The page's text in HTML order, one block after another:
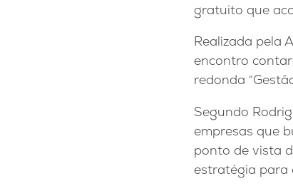
gratuito que
Realizada pela
encontro
redonda
Segundo
empresas que
ponto de vista
estratégia para